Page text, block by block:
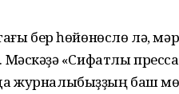
бер һөйөнөслө лә,
«Сифатлы
журналыбыҙҙың баш